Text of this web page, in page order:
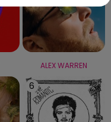
ALEX WARREN
6